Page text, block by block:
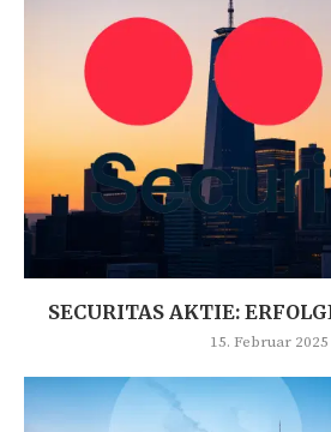
SECURITAS AKTIE:
15. Februar 2025